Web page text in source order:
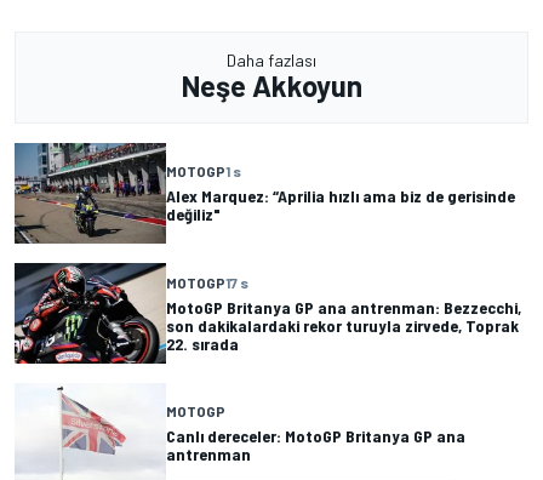
Daha fazlası
Neşe Akkoyun
MOTOGP1 s
Alex Marquez: “Aprilia hızlı ama biz de gerisinde
değiliz"
MOTOGP17 s
MotoGP Britanya GP ana antrenman: Bezzecchi,
son dakikalardaki rekor turuyla zirvede, Toprak
22. sırada
MOTOGP
Canlı dereceler: MotoGP Britanya GP ana
antrenman